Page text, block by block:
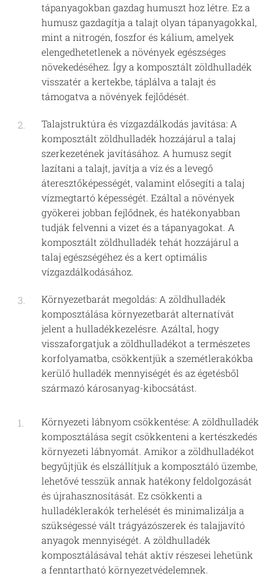
tápanyagokban gazdag humuszt hoz létre. Ez a
humusz gazdagítja a talajt olyan tápanyagokkal,
mint a nitrogén, foszfor és kálium, amelyek
elengedhetetlenek a növények egészséges
növekedéséhez. Így a komposztált zöldhulladék
visszatér a kertekbe, táplálva a talajt és
támogatva a növények fejlődését.
Talajstruktúra és vízgazdálkodás javítása: A
komposztált zöldhulladék hozzájárul a talaj
szerkezetének javításához. A humusz segít
lazítani a talajt, javítja a víz és a levegő
áteresztőképességét, valamint elősegíti a talaj
vízmegtartó képességét. Ezáltal a növények
gyökerei jobban fejlődnek, és hatékonyabban
tudják felvenni a vizet és a tápanyagokat. A
komposztált zöldhulladék tehát hozzájárul a
talaj egészségéhez és a kert optimális
vízgazdálkodásához.
Környezetbarát megoldás: A zöldhulladék
komposztálása környezetbarát alternatívát
jelent a hulladékkezelésre. Azáltal, hogy
visszaforgatjuk a zöldhulladékot a természetes
korfolyamatba, csökkentjük a szemétlerakókba
kerülő hulladék mennyiségét és az égetésből
származó károsanyag-kibocsátást.
Környezeti lábnyom csökkentése: A zöldhulladék
komposztálása segít csökkenteni a kertészkedés
környezeti lábnyomát. Amikor a zöldhulladékot
begyűjtjük és elszállítjuk a komposztáló üzembe,
lehetővé tesszük annak hatékony feldolgozását
és újrahasznosítását. Ez csökkenti a
hulladéklerakók terhelését és minimalizálja a
szükségessé vált trágyázószerek és talajjavító
anyagok mennyiségét. A zöldhulladék
komposztálásával tehát aktív részesei lehetünk
a fenntartható környezetvédelemnek.